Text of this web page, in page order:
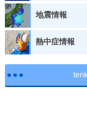
地震情報
熱中症情報